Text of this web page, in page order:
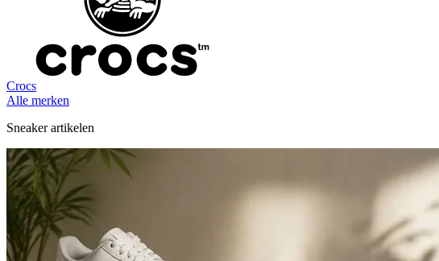
Crocs
Alle merken
Sneaker artikelen